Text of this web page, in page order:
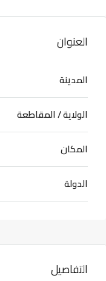
العنوان
المدينة
الولاية / المقاطعة
المكان
الدولة
التفاصيل